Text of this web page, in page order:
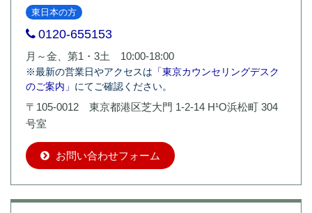
東日本の方
0120-655153
月～金、第1・3土 10:00-18:00
※最新の営業日やアクセスは 「東京カウンセリングデスク
のご案内」 にてご確認ください。
〒105-0012 東京都港区芝大門 1-2-14 H¹O浜松町 304
号室
お問い合わせフォーム